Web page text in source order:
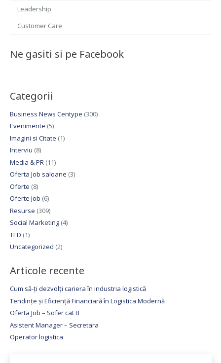
Leadership
Customer Care
Ne gasiti si pe Facebook
Categorii
Business News Centype (300)
Evenimente (5)
Imagini si Citate (1)
Interviu (8)
Media & PR(11)
Oferta Job saloane (3)
Oferte (8)
Oferte Job (6)
Resurse (309)
Social Marketing(4)
TED (1)
Uncategorized (2)
Articole recente
Cum să-ți dezvolți cariera în industria logistică
Tendințe și Eficiență Financiară în Logistica Modernă
Oferta Job – Sofer cat B
Asistent Manager – Secretara
Operator logistica